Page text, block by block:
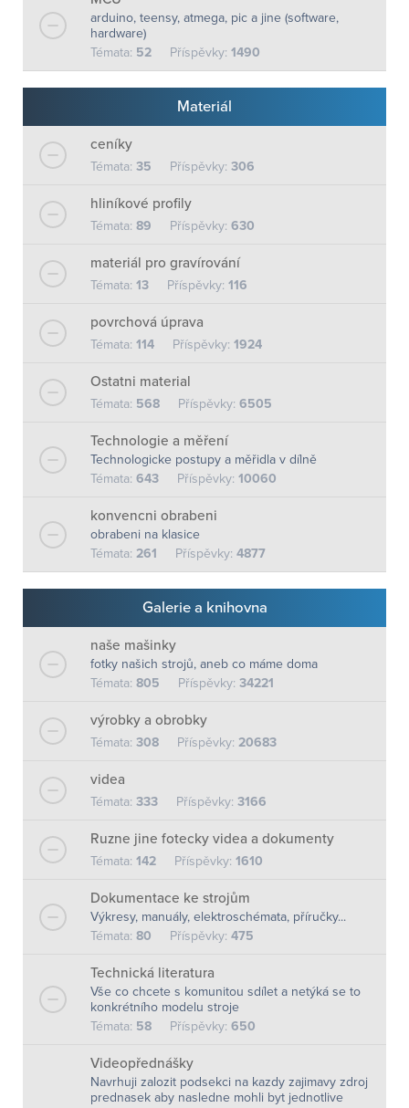
arduino, teensy, atmega, pic a jine (software,
hardware)
Témata: 52 Příspěvky: 1490
Materiál
ceníky
Témata: 35 Příspěvky: 306
hliníkové profily
Témata: 89 Příspěvky: 630
materiál pro gravírování
Témata: 13 Příspěvky: 116
povrchová úprava
Témata: 114 Příspěvky: 1924
Ostatni material
Témata: 568 Příspěvky: 6505
Technologie a měření
Technologicke postupy a měřidla v dílně
Témata: 643 Příspěvky: 10060
konvencni obrabeni
obrabeni na klasice
Témata: 261 Příspěvky: 4877
Galerie a knihovna
naše mašinky
fotky našich strojů, aneb co máme doma
Témata: 805 Příspěvky: 34221
výrobky a obrobky
Témata: 308 Příspěvky: 20683
videa
Témata: 333 Příspěvky: 3166
Ruzne jine fotecky videa a dokumenty
Témata: 142 Příspěvky: 1610
Dokumentace ke strojům
Výkresy, manuály, elektroschémata, příručky...
Témata: 80 Příspěvky: 475
Technická literatura
Vše co chcete s komunitou sdílet a netýká se to
konkrétního modelu stroje
Témata: 58 Příspěvky: 650
Videopřednášky
Navrhuji zalozit podsekci na kazdy zajimavy zdroj
prednasek aby nasledne mohli byt jednotlive